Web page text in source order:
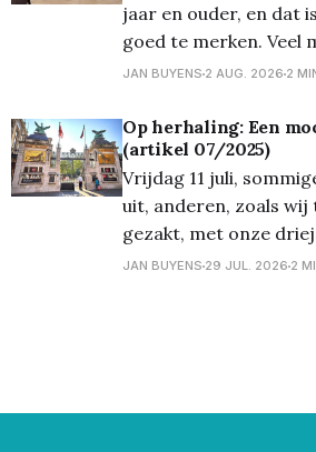
jaar en ouder, en dat
goed te merken. Veel
decennia wonen,
de buren die ze al
verandert er met
JAN BUYENS 2 AUG. 2026 2
Op herhaling: Een
(artikel 07/2025)
Vrijdag 11 juli,
uit, anderen, zoals wij
gezakt, met onze
naar de Antwerpse
JAN BUYENS 29 JUL. 2026 2